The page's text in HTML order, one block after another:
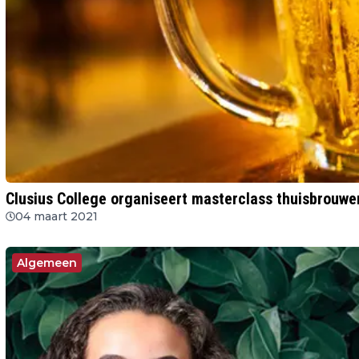
Clusius College organiseert masterclass
04 maart 2021
Algemeen